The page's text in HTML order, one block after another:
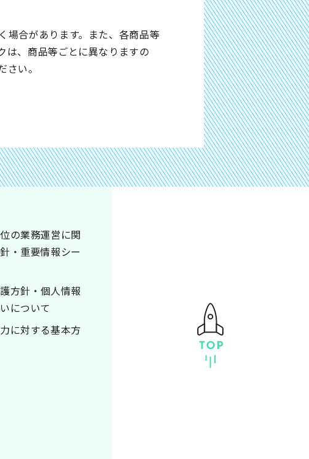
場合があります。また、各商品等
は、商品等ごとに異なりますの
い。
の業務運営に関
・重要情報シー
方針・個人情報
について
に対する基本方